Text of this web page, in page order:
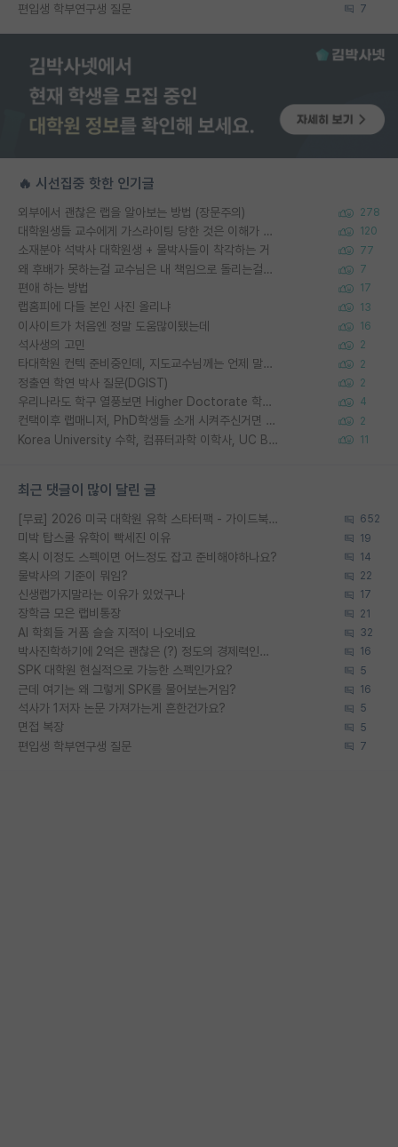
편입생 학부연구생 질문 7
🔥 시선집중 핫한 인기글
외부에서 괜찮은 랩을 알아보는 방법 (장문주의) 278
대학원생들 교수에게 가스라이팅 당한 것은 이해가 갑니다. 안타깝네요. 120
소재분야 석박사 대학원생 + 물박사들이 착각하는 거 77
왜 후배가 못하는걸 교수님은 내 책임으로 돌리는걸까요? 7
편애 하는 방법 17
랩홈피에 다들 본인 사진 올리냐 13
이사이트가 처음엔 정말 도움많이됐는데 16
석사생의 고민 2
타대학원 컨텍 준비중인데, 지도교수님께는 언제 말씀드려야 할까요? 2
정출연 학연 박사 질문(DGIST) 2
우리나라도 학구 열풍보면 Higher Doctorate 학위가 필요하다고 봅니다. 4
컨택이후 랩매니저, PhD학생들 소개 시켜주신거면 거의 컨펌에 가깝나요? 2
Korea University 수학, 컴퓨터과학 이학사, UC Berkeley 산업공학 대학원 공학박사가 되는 것은 쉽지 않겠죠? 11
최근 댓글이 많이 달린 글
[무료] 2026 미국 대학원 유학 스타터팩 - 가이드북 & 합격자 컨택메일 템플릿 652
미박 탑스쿨 유학이 빡세진 이유 19
혹시 이정도 스펙이면 어느정도 잡고 준비해야하나요? 14
물박사의 기준이 뭐임? 22
신생랩가지말라는 이유가 있었구나 17
장학금 모은 랩비통장 21
AI 학회들 거품 슬슬 지적이 나오네요 32
박사진학하기에 2억은 괜찮은 (?) 정도의 경제력인가요 16
SPK 대학원 현실적으로 가능한 스펙인가요? 5
근데 여기는 왜 그렇게 SPK를 물어보는거임? 16
석사가 1저자 논문 가져가는게 흔한건가요? 5
면접 복장 5
편입생 학부연구생 질문 7